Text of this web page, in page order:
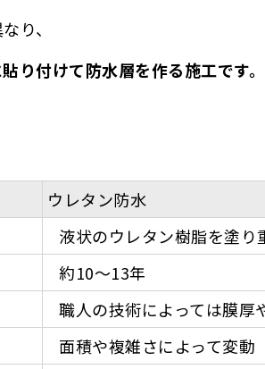
り、
り付けて防水層を作る施工です。
ウレタン防水
液状のウレタン樹脂を塗り
約10〜13年
職人の技術によっては膜厚
面積や複雑さによって変動